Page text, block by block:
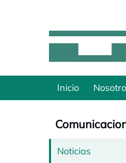
Inicio
Noticias